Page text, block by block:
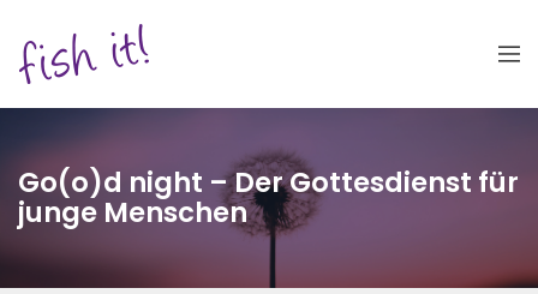
Go(o)d night – Der Gottesdienst für
junge Menschen